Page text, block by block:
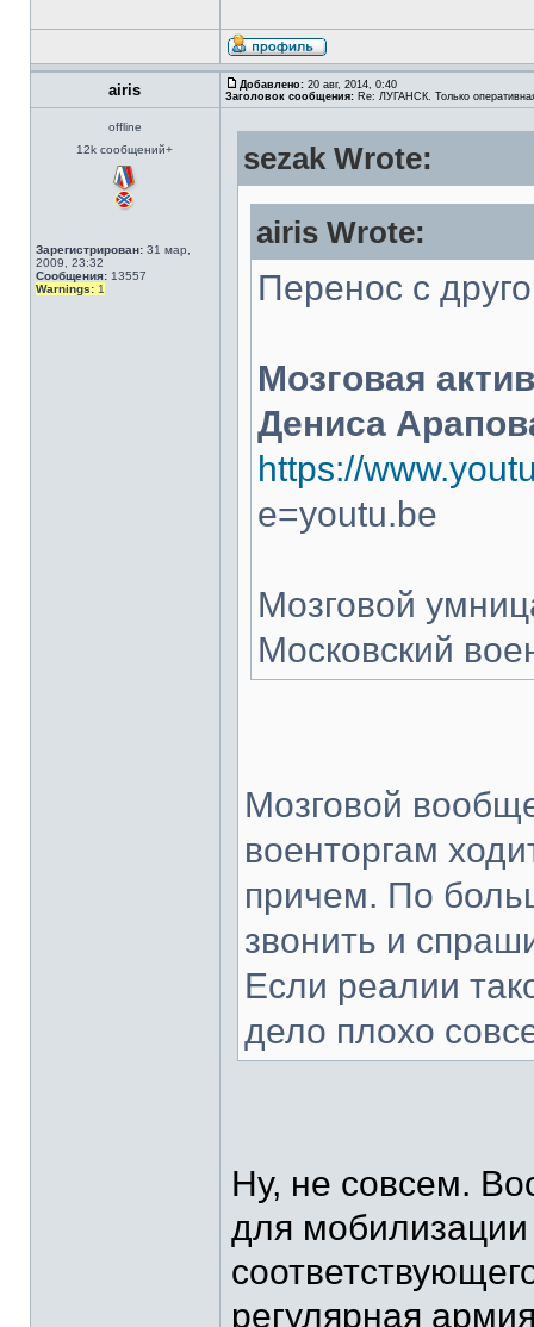
airis Добавлено: 20 авг, 2014, 0:40
Заголовок сообщения: Re: ЛУГАНСК. Только
offline
12k сообщений+
Зарегистрирован: 31 мар,
2009, 23:32
Сообщения: 13557
Warnings: 1
sezak Wrote:
airis Wrote:
Перенос с
Мозговая
Дениса
https://
e=youtu.be
Мозговой
Московский
Мозговой
военторгам
причем. По
звонить и
Если реалии
дело плохо
Ну, не совсем.
для
регулярная